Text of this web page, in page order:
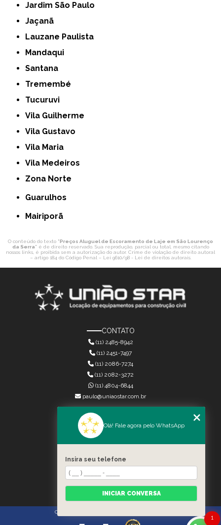
Jardim São Paulo
Jaçanã
Lauzane Paulista
Mandaqui
Santana
Tremembé
Tucuruvi
Vila Guilherme
Vila Gustavo
Vila Maria
Vila Medeiros
Zona Norte
Guarulhos
Mairiporã
O conteúdo do texto " Preços Aluguel de Escoramento de Laje em São Lourenço
da Serra" é de direito reservado. Sua reprodução, parcial ou total, mesmo citando
nossos links, é proibida sem a autorização do autor. Crime de violação de direito autoral
– artigo 184 do Código Penal – Lei 9610/98 - Lei de direitos autorais.
CONTATO
(11) 2485-8942
(11) 2451-7497
(11) 2086-7274
(11) 4804-6844
(11) 2082-3272
paulo@uniaostar.com.br
MENU
QUEM SOMOS
SERVIÇOS
CONTATO
CATEGORIAS
MAPA DO SITE
Copyright © União Star. (Lei 9610 de 19/02/1998)
1
Olá! Fale agora pelo WhatsApp
Insira seu telefone
INICIAR CONVERSA